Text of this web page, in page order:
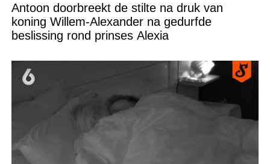
Antoon doorbreekt de stilte na druk van
koning Willem-Alexander na gedurfde
beslissing rond prinses Alexia